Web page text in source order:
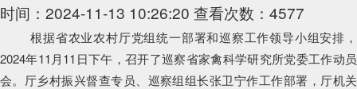
时间：2024-11-13 10:26:20 查看次数：4577
根据省农业农村厅党组统一部署和巡察工作领导小组安排，
2024年11月11日下午，召开了巡察省家禽科学研究所党委工作动员
会。厅乡村振兴督查专员、巡察组组长张卫宁作工作部署，厅机关